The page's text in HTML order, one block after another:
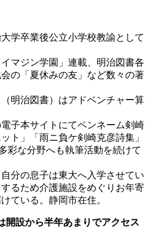
学卒業後公立小学校教諭として
マジン学園」連載、明治図書各
の「夏休みの友」など数々の著
明治図書）はアドベンチャー算
子本サイトにてペンネーム剣崎
ト」「雨ニ負ケ剣崎克彦詩集」
彩な分野へも執筆活動を続けて
分の息子は東大へ入学させてい
るため介護施設をめぐりお年寄
ている。静岡市在住。
開設から半年あまりでアクセス